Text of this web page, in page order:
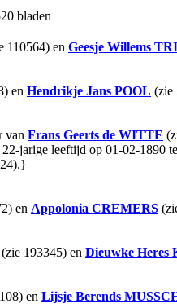
bladen
110564) en Geesje Willems
en Hendrikje Jans POOL (zie
van Frans Geerts de WITTE
jarige leeftijd op 01-02-1890
en Appolonia CREMERS
(zie 193345) en Dieuwke Heres
en Lijsje Berends